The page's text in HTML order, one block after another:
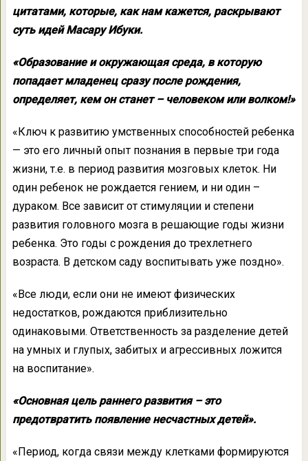
цитатами, которые, как нам кажется, раскрывают
суть идей Масару Ибуки.
«Образование и окружающая среда, в которую
попадает младенец сразу после рождения,
определяет, кем он станет – человеком или волком!»
«Ключ к развитию умственных способностей ребенка
— это его личный опыт познания в первые три года
жизни, т.е. в период развития мозговых клеток. Ни
один ребенок не рождается гением, и ни один –
дураком. Все зависит от стимуляции и степени
развития головного мозга в решающие годы жизни
ребенка. Это годы с рождения до трехлетнего
возраста. В детском саду воспитывать уже поздно».
«Все люди, если они не имеют физических
недостатков, рождаются приблизительно
одинаковыми. Ответственность за разделение детей
на умных и глупых, забитых и агрессивных ложится
на воспитание».
«Основная цель раннего развития – это
предотвратить появление несчастных детей».
«Период, когда связи между клетками формируются